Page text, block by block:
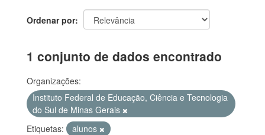
Ordenar por
1 conjunto de dados encontrado
Organizações:
Instituto Federal de Educação, Ciência e Tecnologia
do Sul de Minas Gerais
Etiquetas:
alunos